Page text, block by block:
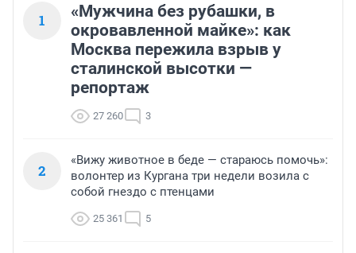
1
«Мужчина без рубашки, в
окровавленной майке»: как
Москва пережила взрыв у
сталинской высотки —
репортаж
27 260 3
2
«Вижу животное в беде — стараюсь помочь»:
волонтер из Кургана три недели возила с
собой гнездо с птенцами
25 361 5